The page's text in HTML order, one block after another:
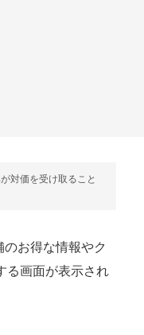
対価を受け取ること
のお得な情報やク
る画面が表示され